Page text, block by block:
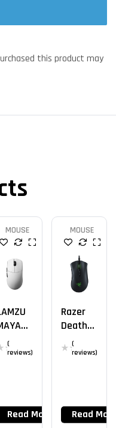
this product may
MOUSE
WITH
(
reviews)
Read More
MOUSE
Razer
DeathA
Dder V2
(
reviews)
Read